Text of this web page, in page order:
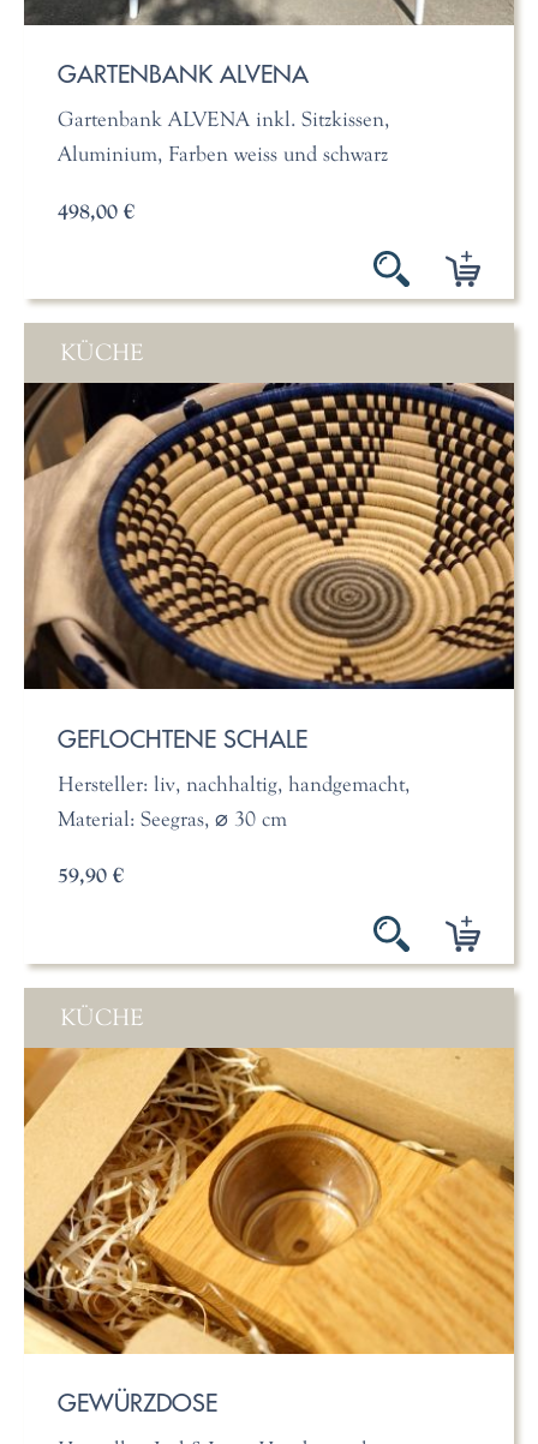
GARTENBANK ALVENA
Gartenbank ALVENA inkl. Sitzkissen,
Aluminium, Farben weiss und schwarz
498,00 €
KÜCHE
GEFLOCHTENE SCHALE
Hersteller: liv, nachhaltig, handgemacht,
Material: Seegras, ⌀ 30 cm
59,90 €
KÜCHE
GEWÜRZDOSE